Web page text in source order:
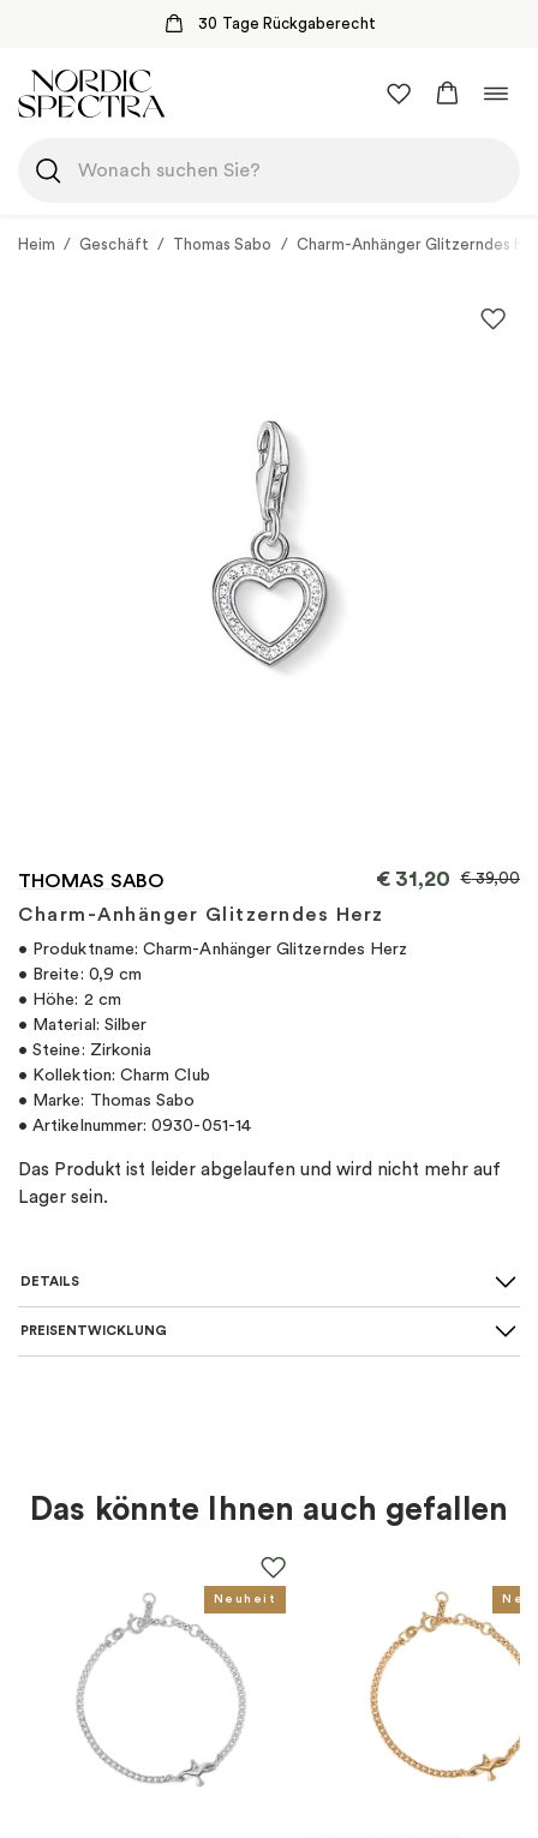
Sichere Zahlung mit
Inhalt
springen
Heim / Geschäft / Thomas Sabo / Charm-Anhänger Glitzerndes
THOMAS SABO
Charm-Anhänger Glitzerndes Herz
€31,20 €39,00
• Produktname: Charm-Anhänger Glitzerndes Herz
• Breite: 0,9 cm
• Höhe: 2 cm
• Material: Silber
• Steine: Zirkonia
• Kollektion: Charm Club
• Marke: Thomas Sabo
• Artikelnummer: 0930-051-14
Das Produkt ist leider abgelaufen und wird nicht mehr auf
Lager sein.
DETAILS
SKU
Zirkonia
Thema
Für wen Damen, Kinder
PREISENTWICKLUNG
Das könnte Ihnen auch gefallen
Neuheit